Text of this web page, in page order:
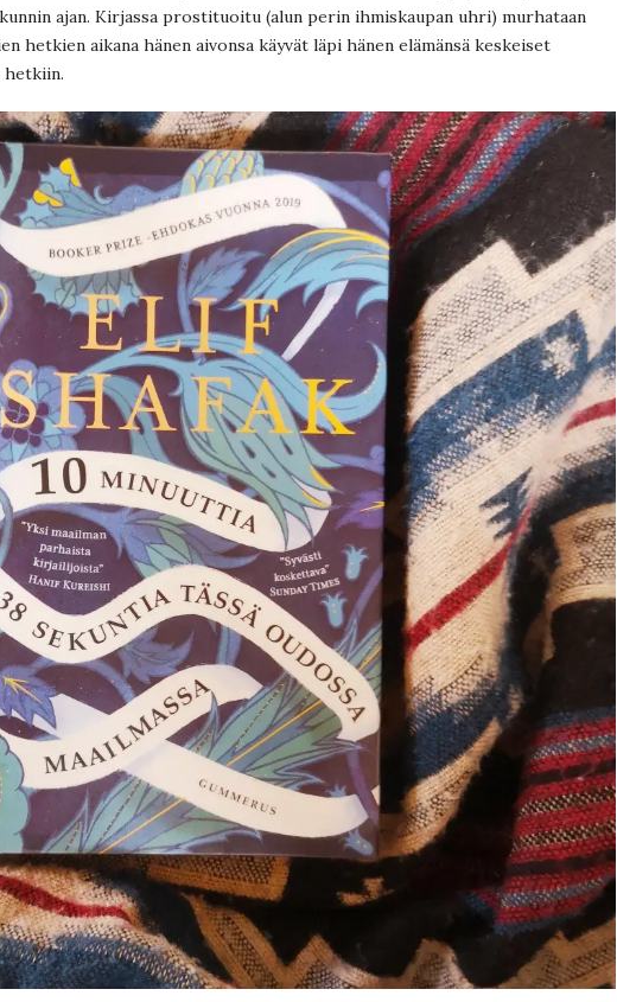
ajan. Kirjassa prostituoitu (alun perin ihmiskaupan uhri) murhataan
hetkien aikana hänen aivonsa käyvät läpi hänen elämänsä keskeiset
hetkiin.